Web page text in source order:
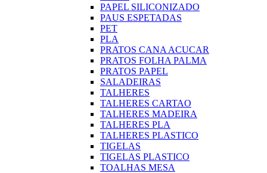
PAPEL SILICONIZADO
PAUS ESPETADAS
PET
PLA
PRATOS CANA ACUCAR
PRATOS FOLHA PALMA
PRATOS PAPEL
SALADEIRAS
TALHERES
TALHERES CARTAO
TALHERES MADEIRA
TALHERES PLA
TALHERES PLASTICO
TIGELAS
TIGELAS PLASTICO
TOALHAS MESA